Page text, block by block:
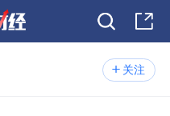
关注